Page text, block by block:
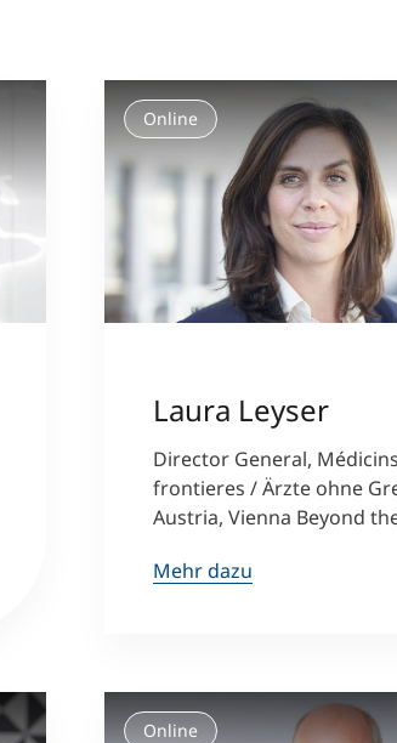
Online
Laura Leyser
Director General,
frontieres / Ärzte ohne
Austria, Vienna Beyond
Mehr dazu
Online